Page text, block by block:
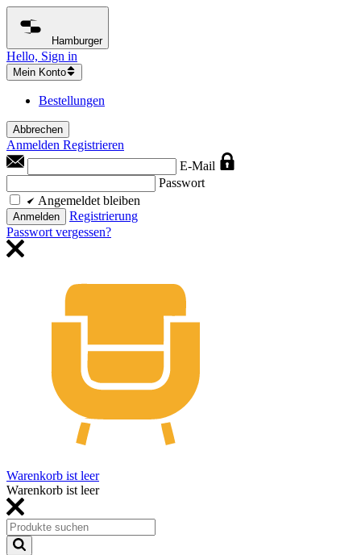
Hamburger
Hello, Sign in
Mein Konto
Bestellungen
Abbrechen
Anmelden Registrieren
E-Mail
Passwort
Angemeldet bleiben
Anmelden
Registrierung
Passwort vergessen?
Warenkorb ist leer
Warenkorb ist leer